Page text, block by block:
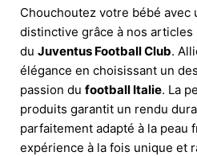
Chouchoutez votre bébé avec
distinctive grâce à nos
du Juventus Football Club.
élégance en choisissant un
passion du football Italie. La
produits garantit un rendu
parfaitement adapté à la peau
expérience à la fois unique et